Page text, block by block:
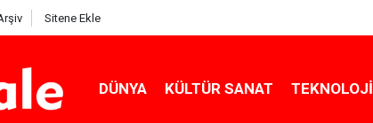
Sitene Ekle
DÜNYA KÜLTÜR SANAT TEKNOLOJI